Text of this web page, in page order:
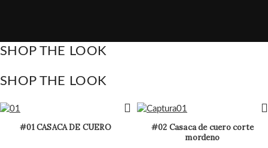
SHOP THE LOOK
SHOP THE LOOK
#01 CASACA DE CUERO
#02 Casaca de cuero corte
mordeno